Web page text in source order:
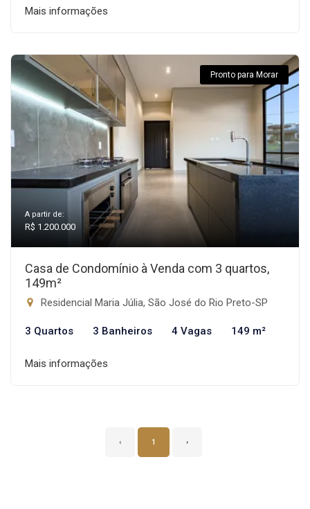
Mais informações
Pronto para Morar
A partir de:
R$ 1.200.000
Casa de Condomínio à Venda com 3 quartos,
149m²
Residencial Maria Júlia, São José do Rio Preto-SP
3 Quartos 3 Banheiros 4 Vagas 149 m²
Mais informações
‹ 1 ›